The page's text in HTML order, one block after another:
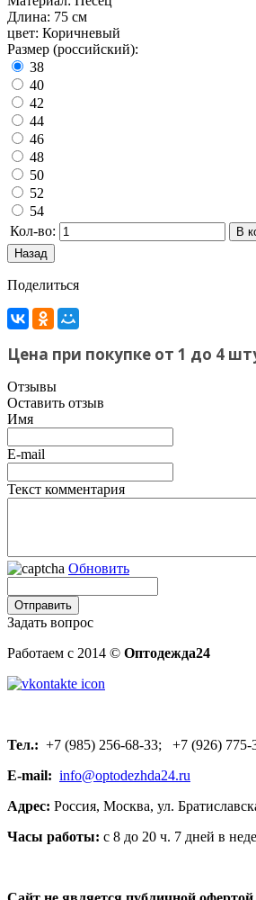
Длина: 75 см
цвет: Коричневый
Размер (российский):
38
40
42
44
46
48
50
52
54
Кол-во:
Поделиться
Цена при покупке от 1 до 4
Отзывы
Оставить отзыв
Имя
E-mail
Текст комментария
Обновить
Задать вопрос
Работаем с 2014 © Оптодежда24
Тел.: +7 (985) 256-68-33; +7 (926) 775-
E-mail: info@optodezhda24.ru
Адрес: Россия, Москва, ул.
Часы работы: с 8 до 20 ч. 7 дней в